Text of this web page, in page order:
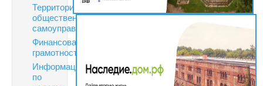
Территориальное
общественное
самоуправление
Финансовая
грамотность
Информация
по